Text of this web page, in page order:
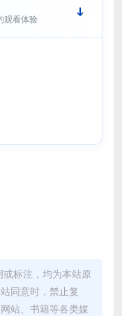
观看体验
标注，均为本站原
同意时，禁止复
站、书籍等各类媒